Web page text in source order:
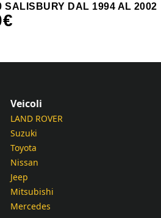
SALISBURY DAL 1994 AL 2002
€
Veicoli
LAND ROVER
Suzuki
Toyota
Nissan
Jeep
Mitsubishi
Mercedes